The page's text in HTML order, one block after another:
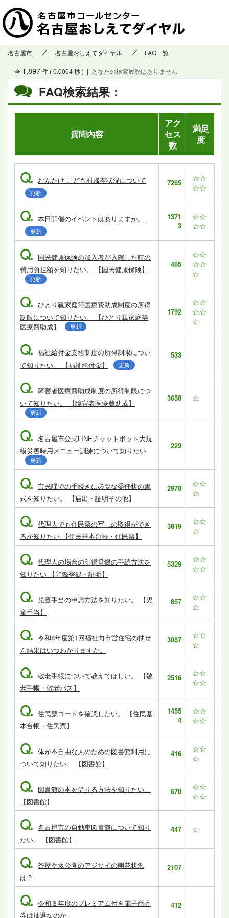
名古屋市 名古屋おしえてダイヤル FAQ一覧
FAQ検索結果：
全 1,897件 ( 0.0004 秒 ) | あなたの検索履歴はありません
質問内容
アク
セス
数
満足
度
Q. おんたけ こども村帰着状況について
更新
7265
☆☆
☆☆
Q. 本日開催のイベントはありますか。
更新
1371
3
☆☆
☆☆
Q. 国民健康保険の加入者が入院した時の
費用負担額を知りたい。 【国民健康保険】
更新
465
☆☆
☆☆
☆
Q. ひとり親家庭等医療費助成制度の所得
制限について知りたい。 【ひとり親家庭等
医療費助成】
更新
1792
☆☆
☆☆
☆
Q. 福祉給付金支給制度の所得制限につい
て知りたい。 【福祉給付金】
更新
533
Q. 障害者医療費助成制度の所得制限につ
いて知りたい。 【障害者医療費助成】
更新
3658 ☆
Q. 名古屋市公式LINEチャットボット大規
模災害時用メニュー訓練について知りたい
更新
229
Q. 市民課での手続きに必要な委任状の書
式を知りたい。 【届出・証明その他】
2978
☆☆
☆
Q. 代理人でも住民票の写しの取得ができ
るか知りたい 【住民基本台帳・住民票】
3819
☆☆
☆
Q. 代理人の場合の印鑑登録の手続方法を
知りたい 【印鑑登録・証明】
5329
☆☆
☆☆
Q.
児童手当の申請方法を知りたい。 【児
童手当】
857
☆☆
☆
Q. 令和8年度第1回福祉向市営住宅の抽せ
ん結果はいつわかりますか。
3087
☆☆
☆
Q. 敬老手帳について教えてほしい。 【敬
老手帳・敬老パス】
2516
☆☆
☆☆
Q. 住民票コードを確認したい。 【住民基
本台帳・住民票】
1455
4
☆☆
☆☆
Q. 体が不自由な人のための図書館利用に
ついて知りたい。 【図書館】
416
☆☆
☆
Q. 図書館の本を借りる方法を知りたい。
【図書館】
670
☆☆
☆☆
Q. 名古屋市の自動車図書館について知り
たい。 【図書館】
447 ☆
Q. 茶屋ケ坂公園のアジサイの開花状況
は？
2107
Q. 令和８年度のプレミアム付き電子商品
券は抽選なのか。
412